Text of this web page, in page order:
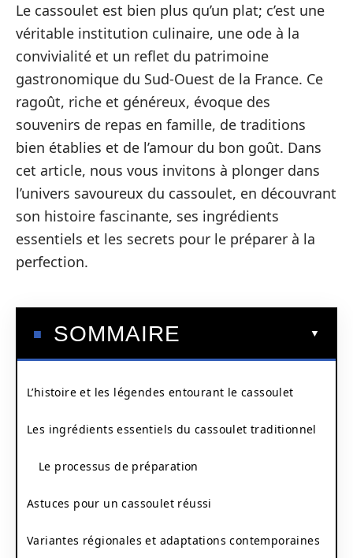
Le cassoulet est bien plus qu’un plat; c’est une
véritable institution culinaire, une ode à la
convivialité et un reflet du patrimoine
gastronomique du Sud-Ouest de la France. Ce
ragoût, riche et généreux, évoque des
souvenirs de repas en famille, de traditions
bien établies et de l’amour du bon goût. Dans
cet article, nous vous invitons à plonger dans
l’univers savoureux du cassoulet, en découvrant
son histoire fascinante, ses ingrédients
essentiels et les secrets pour le préparer à la
perfection.
SOMMAIRE
L’histoire et les légendes entourant le cassoulet
Les ingrédients essentiels du cassoulet traditionnel
Le processus de préparation
Astuces pour un cassoulet réussi
Variantes régionales et adaptations contemporaines